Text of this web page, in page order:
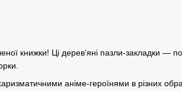
книжки! Ці дерев’яні пазли-закладки —
аніме-героїнями в різних